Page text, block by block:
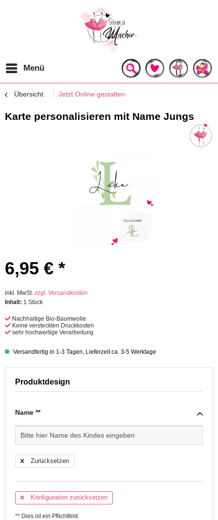
Menü
Übersicht Jetzt Online gestalten
Karte personalisieren mit Name Jungs
6,95 € *
inkl. MwSt. zzgl. Versandkosten
Inhalt: 1 Stück
Nachhaltige Bio-Baumwolle
Keine versteckten Druckkosten
sehr hochwertige Verarbeitung
Versandfertig in 1-3 Tagen, Lieferzeit ca. 3-5 Werktage
Produktdesign
Name **
Zurücksetzen
Konfiguration zurücksetzen
** Dies ist ein Pflichtfeld.